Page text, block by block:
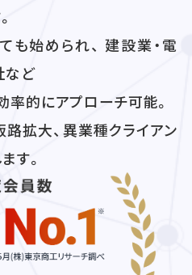
も始められ、 建設業・電
など
的にアプローチ可能。
拡大、異業種クライアン
す。